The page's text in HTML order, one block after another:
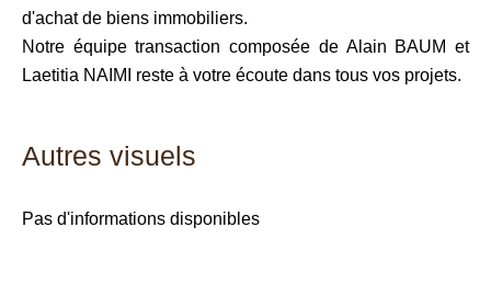
d'achat de biens immobiliers.
Notre équipe transaction composée de Alain BAUM et
Laetitia NAIMI reste à votre écoute dans tous vos projets.
Autres visuels
Pas d'informations disponibles